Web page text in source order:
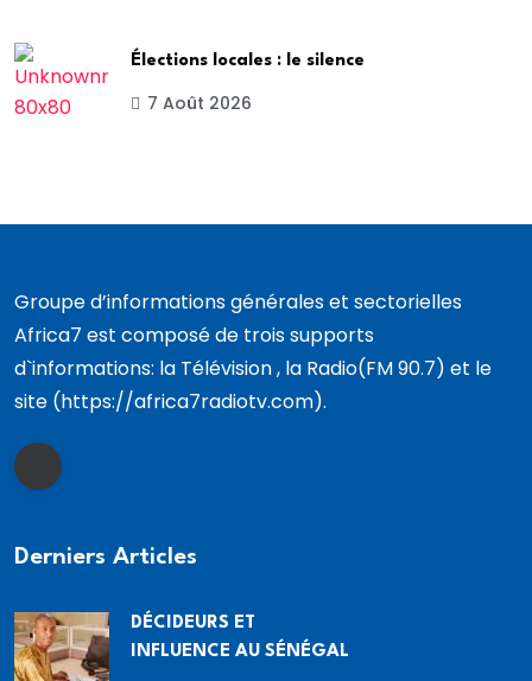
Élections locales : le silence
7 Août 2026
Groupe d’informations générales et sectorielles
Africa7 est composé de trois supports
d`informations: la Télévision , la Radio(FM 90.7) et le
site (https://africa7radiotv.com).
Derniers Articles
DÉCIDEURS ET
INFLUENCE AU SÉNÉGAL